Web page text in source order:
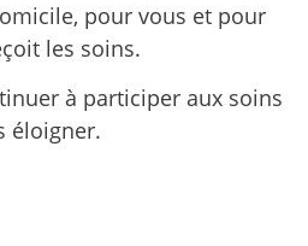
pour vous et pour
les soins.
à participer aux soins
éloigner.